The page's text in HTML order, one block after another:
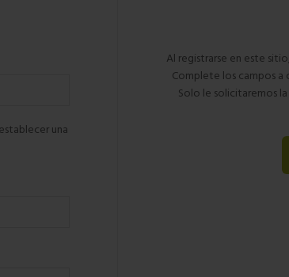
una
Al registrarse en este
Complete los campos a
Solo le solicitaremos